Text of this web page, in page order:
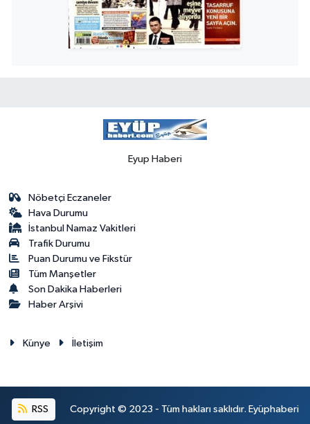
Eyup Haberi
Nöbetçi Eczaneler
Hava Durumu
İstanbul Namaz Vakitleri
Trafik Durumu
Puan Durumu ve Fikstür
Tüm Manşetler
Son Dakika Haberleri
Haber Arşivi
Künye İletişim
RSS Copyright © 2023 - Tüm hakları saklıdır. Eyüphaberi